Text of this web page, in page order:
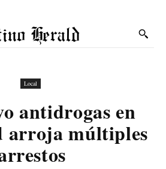
Herald
Local
antidrogas en
arroja múltiples